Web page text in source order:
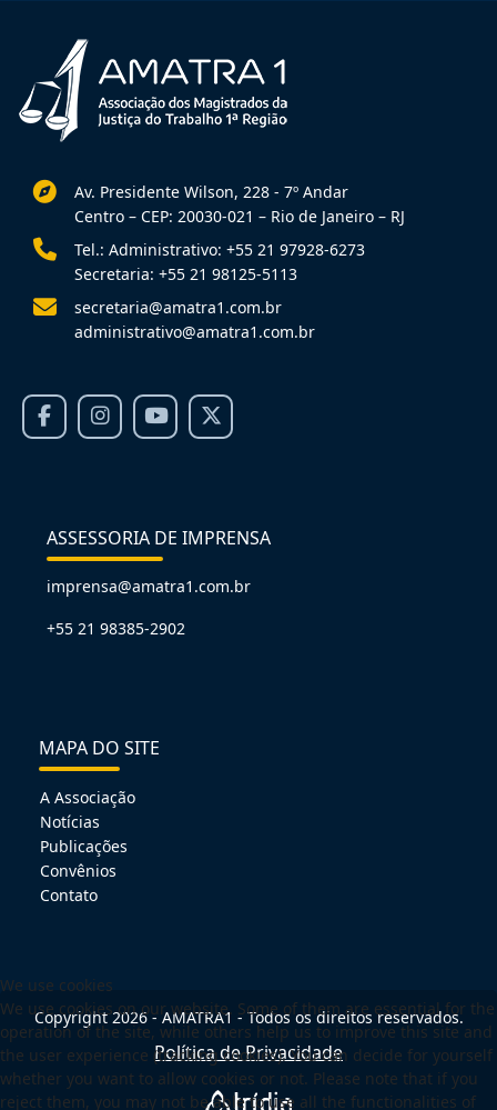
Av. Presidente Wilson, 228 - 7º Andar
Centro – CEP: 20030-021 – Rio de Janeiro – RJ
Tel.: Administrativo: +55 21 97928-6273
Secretaria: +55 21 98125-5113
secretaria@amatra1.com.br
administrativo@amatra1.com.br
ASSESSORIA DE IMPRENSA
imprensa@amatra1.com.br
+55 21 98385-2902
MAPA DO SITE
A Associação
Notícias
Publicações
Convênios
Contato
Copyright 2026 - AMATRA1 - Todos os direitos reservados.
Política de Privacidade
We use cookies
We use cookies on our website. Some of them are essential for the
operation of the site, while others help us to improve this site and
the user experience (tracking cookies). You can decide for yourself
whether you want to allow cookies or not. Please note that if you
reject them, you may not be able to use all the functionalities of